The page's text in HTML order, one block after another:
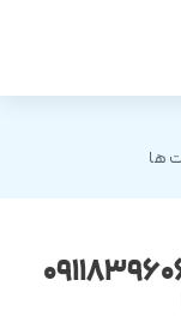
های زیراب ⭐️09118396066